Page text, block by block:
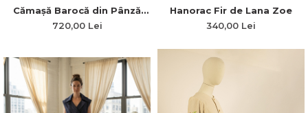
Cămașă Barocă din Pânză
Topită de Bumbac cu Mâneci
Ample și Fronsuri
720,00 Lei
Hanorac Fir de Lana Zoe
340,00 Lei